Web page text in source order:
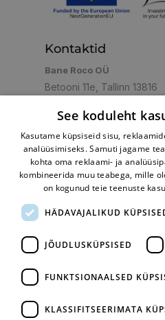
Kontaktid
Bane Roco OÜ
Betooni 11e, Tallinn 13816
Helista: +372 5059263,
6007763,+372 5072304
shop@turbo.ee
See koduleht
Kasutame küpsiseid sisu,
analüüsimiseks. Samuti jagame
kohta oma reklaami- ja
kombineerida muu teabega, mille
on kogunud teie teenuste
HÄDAVAJALIKUD
JÕUDLUSKÜPSISED
FUNKTSIONAALSED
KLASSIFITSEERIMATA